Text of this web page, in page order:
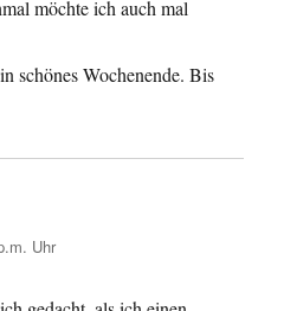
möchte ich auch mal
schönes Wochenende. Bis
Uhr